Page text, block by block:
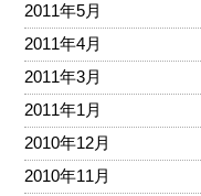
2011年5月
2011年4月
2011年3月
2011年1月
2010年12月
2010年11月